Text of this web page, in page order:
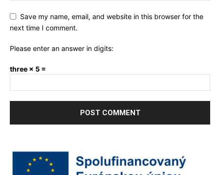
Save my name, email, and website in this browser for the
next time I comment.
Please enter an answer in digits:
three × 5 =